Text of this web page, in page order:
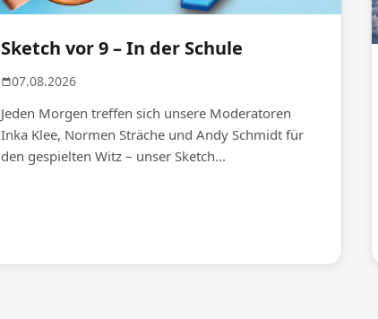
Sketch vor 9 – In der Schule
07.08.2026
Jeden Morgen treffen sich unsere Moderatoren
Inka Klee, Normen Sträche und Andy Schmidt für
den gespielten Witz – unser Sketch...